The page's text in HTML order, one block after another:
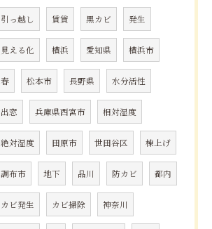
引っ越し 賃貸 黒カビ 発生
見える化 横浜 愛知県 横浜市
春 松本市 長野県 水分活性
出窓 兵庫県西宮市 相対湿度
絶対湿度 田原市 世田谷区 棟上げ
調布市 地下 品川 防カビ 都内
カビ発生 カビ掃除 神奈川